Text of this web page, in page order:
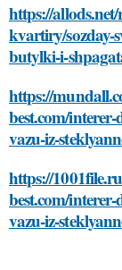
https://
kvartiry/sozday-
butylki-i-
https://
best.com/
vazu-iz-
https://
best.com/
vazu-iz-